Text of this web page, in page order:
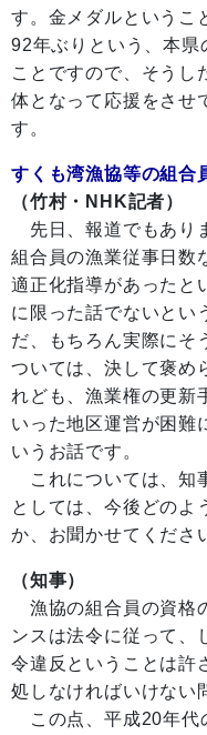
す。金メダルというこ
92年ぶりという、本県
ことですので、そうし
体となって応援をさせ
す。
すくも湾漁協等の組合
（竹村・NHK記者）
先日、報道でもあり
組合員の漁業従事日数
適正化指導があったと
に限った話でないとい
だ、もちろん実際にそ
ついては、決して褒め
れども、漁業権の更新
いった地区運営が困難
いうお話です。
これについては、知
としては、今後どのよ
か、お聞かせてくださ
（知事）
漁協の組合員の資格
ンスは法令に従って、
令違反ということは許
処しなければいけない
この点、平成20年代